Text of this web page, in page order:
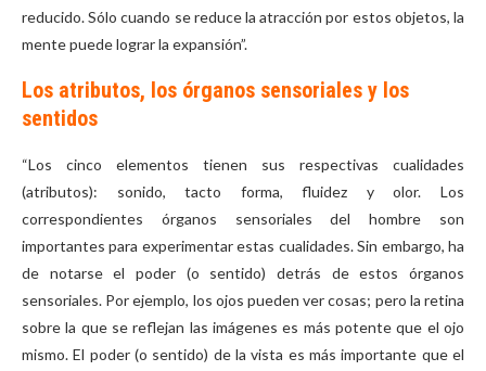
reducido. Sólo cuando se reduce la atracción por estos objetos, la
mente puede lograr la expansión”.
Los atributos, los órganos sensoriales y los
sentidos
“Los cinco elementos tienen sus respectivas cualidades
(atributos): sonido, tacto forma, fluidez y olor. Los
correspondientes órganos sensoriales del hombre son
importantes para experimentar estas cualidades. Sin embargo, ha
de notarse el poder (o sentido) detrás de estos órganos
sensoriales. Por ejemplo, los ojos pueden ver cosas; pero la retina
sobre la que se reflejan las imágenes es más potente que el ojo
mismo. El poder (o sentido) de la vista es más importante que el